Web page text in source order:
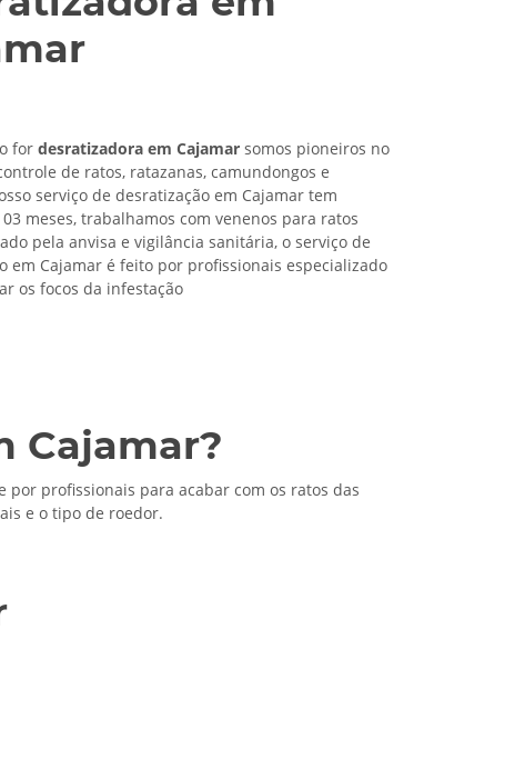
for desratizadora em Cajamar somos pioneiros no
de ratos, ratazanas, camundongos e
serviço de desratização em Cajamar tem
meses, trabalhamos com venenos para ratos
pela anvisa e vigilância sanitária, o serviço de
em Cajamar é feito por profissionais especializado
os focos da infestação
Cajamar?
profissionais para acabar com os ratos das
e o tipo de roedor.